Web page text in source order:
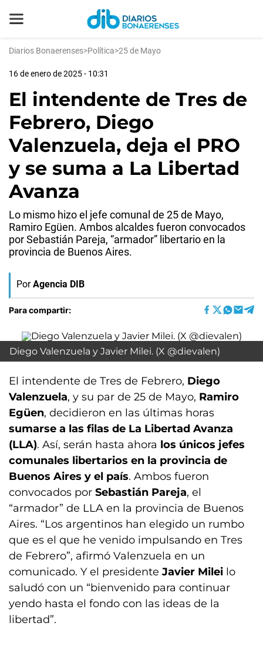
Diarios Bonaerenses>Política>25 de Mayo
16 de enero de 2025 - 10:31
El intendente de Tres de
Febrero, Diego
Valenzuela, deja el PRO
y se suma a La Libertad
Avanza
Lo mismo hizo el jefe comunal de 25 de Mayo,
Ramiro Egüen. Ambos alcaldes fueron convocados
por Sebastián Pareja, “armador” libertario en la
provincia de Buenos Aires.
Por Agencia DIB
Para compartir:
Diego Valenzuela y Javier Milei. (X @dievalen)
El intendente de Tres de Febrero, Diego
Valenzuela, y su par de 25 de Mayo, Ramiro
Egüen, decidieron en las últimas horas
sumarse a las filas de La Libertad Avanza
(LLA). Así, serán hasta ahora los únicos jefes
comunales libertarios en la provincia de
Buenos Aires y el país. Ambos fueron
convocados por Sebastián Pareja, el
“armador” de LLA en la provincia de Buenos
Aires. “Los argentinos han elegido un rumbo
que es el que he venido impulsando en Tres
de Febrero”, afirmó Valenzuela en un
comunicado. Y el presidente Javier Milei lo
saludó con un “bienvenido para continuar
yendo hasta el fondo con las ideas de la
libertad”.